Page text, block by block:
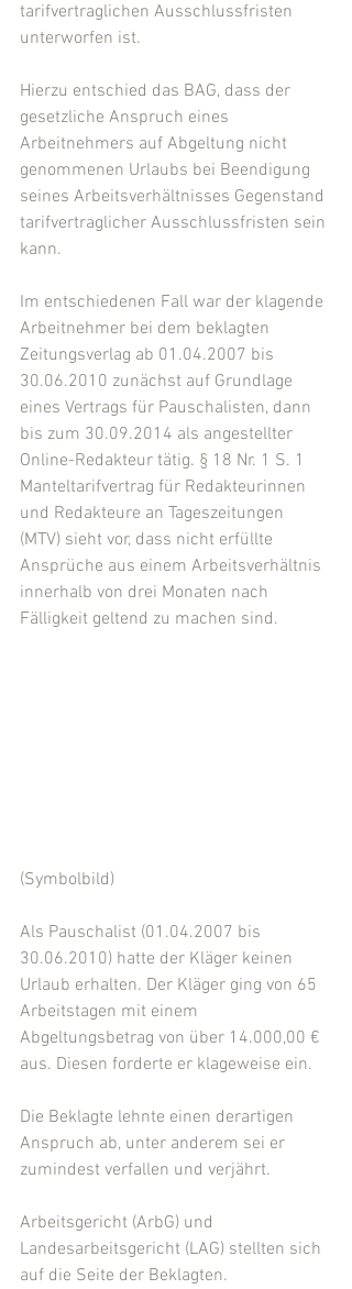
tarifvertraglichen Ausschlussfristen
unterworfen ist.
Hierzu entschied das BAG, dass der
gesetzliche Anspruch eines
Arbeitnehmers auf Abgeltung nicht
genommenen Urlaubs bei Beendigung
seines Arbeitsverhältnisses Gegenstand
tarifvertraglicher Ausschlussfristen sein
kann.
Im entschiedenen Fall war der klagende
Arbeitnehmer bei dem beklagten
Zeitungsverlag ab 01.04.2007 bis
30.06.2010 zunächst auf Grundlage
eines Vertrags für Pauschalisten, dann
bis zum 30.09.2014 als angestellter
Online-Redakteur tätig. § 18 Nr. 1 S. 1
Manteltarifvertrag für Redakteurinnen
und Redakteure an Tageszeitungen
(MTV) sieht vor, dass nicht erfüllte
Ansprüche aus einem Arbeitsverhältnis
innerhalb von drei Monaten nach
Fälligkeit geltend zu machen sind.
(Symbolbild)
Als Pauschalist (01.04.2007 bis
30.06.2010) hatte der Kläger keinen
Urlaub erhalten. Der Kläger ging von 65
Arbeitstagen mit einem
Abgeltungsbetrag von über 14.000,00 €
aus. Diesen forderte er klageweise ein.
Die Beklagte lehnte einen derartigen
Anspruch ab, unter anderem sei er
zumindest verfallen und verjährt.
Arbeitsgericht (ArbG) und
Landesarbeitsgericht (LAG) stellten sich
auf die Seite der Beklagten.